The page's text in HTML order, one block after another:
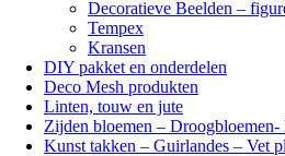
Decoratieve Beelden –
Tempex
Kransen
DIY pakket en onderdelen
Deco Mesh produkten
Linten, touw en jute
Zijden bloemen – Droogbloemen-
Kunst takken – Guirlandes – Vet